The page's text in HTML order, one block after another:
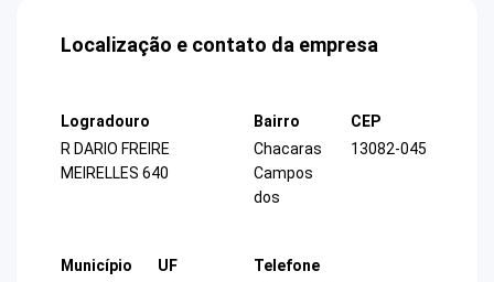
Localização e contato da empresa
Logradouro
R DARIO FREIRE
MEIRELLES 640
Bairro
Chacaras
Campos
dos
CEP
13082-045
Município
UF
Telefone